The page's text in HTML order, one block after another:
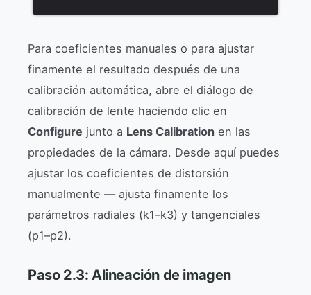
Para coeficientes manuales o para ajustar
finamente el resultado después de una
calibración automática, abre el diálogo de
calibración de lente haciendo clic en
Configure junto a Lens Calibration en las
propiedades de la cámara. Desde aquí puedes
ajustar los coeficientes de distorsión
manualmente — ajusta finamente los
parámetros radiales (k1–k3) y tangenciales
(p1–p2).
Paso 2.3: Alineación de imagen